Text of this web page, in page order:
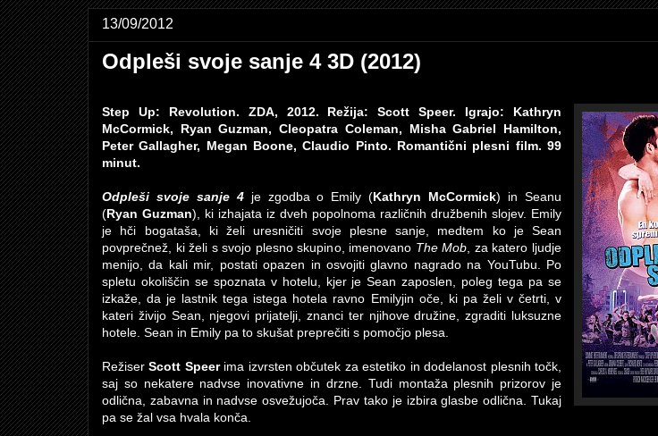
13/09/2012
Odpleši svoje sanje 4 3D (2012)
Step Up: Revolution. ZDA, 2012. Režija: Scott Speer. Igrajo: Kathryn
McCormick, Ryan Guzman, Cleopatra Coleman, Misha Gabriel Hamilton,
Peter Gallagher, Megan Boone, Claudio Pinto. Romantični plesni film. 99
minut.
Odpleši svoje sanje 4je zgodba o Emily (Kathryn McCormick) in Seanu
(Ryan Guzman), ki izhajata iz dveh popolnoma različnih družbenih slojev. Emily
je hči bogataša, ki želi uresničiti svoje plesne sanje, medtem ko je Sean
povprečnež, ki želi s svojo plesno skupino, imenovano The Mob , za katero ljudje
menijo, da kali mir, postati opazen in osvojiti glavno nagrado na YouTubu. Po
spletu okoliščin se spoznata v hotelu, kjer je Sean zaposlen, poleg tega pa se
izkaže, da je lastnik tega istega hotela ravno Emilyjin oče, ki pa želi v četrti, v
kateri živijo Sean, njegovi prijatelji, znanci ter njihove družine, zgraditi luksuzne
hotele. Sean in Emily pa to skušat preprečiti s pomočjo plesa.
RežiserScott Speerima izvrsten občutek za estetiko in dodelanost plesnih točk,
saj so nekatere nadvse inovativne in drzne. Tudi montaža plesnih prizorov je
odlična, zabavna in nadvse osvežujoča. Prav tako je izbira glasbe odlična. Tukaj
pa se žal vsa hvala konča.